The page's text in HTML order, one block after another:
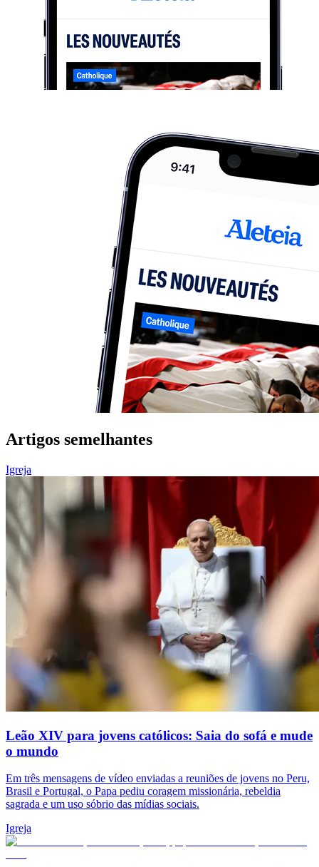
Artigos semelhantes
Igreja
Leão XIV para jovens católicos: Saia do sofá e mude
o mundo
Em três mensagens de vídeo enviadas a reuniões de jovens no Peru,
Brasil e Portugal, o Papa pediu coragem missionária, rebeldia
sagrada e um uso sóbrio das mídias sociais.
Igreja